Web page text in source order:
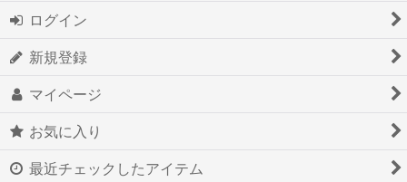
ログイン
新規登録
マイページ
お気に入り
最近チェックしたアイテム